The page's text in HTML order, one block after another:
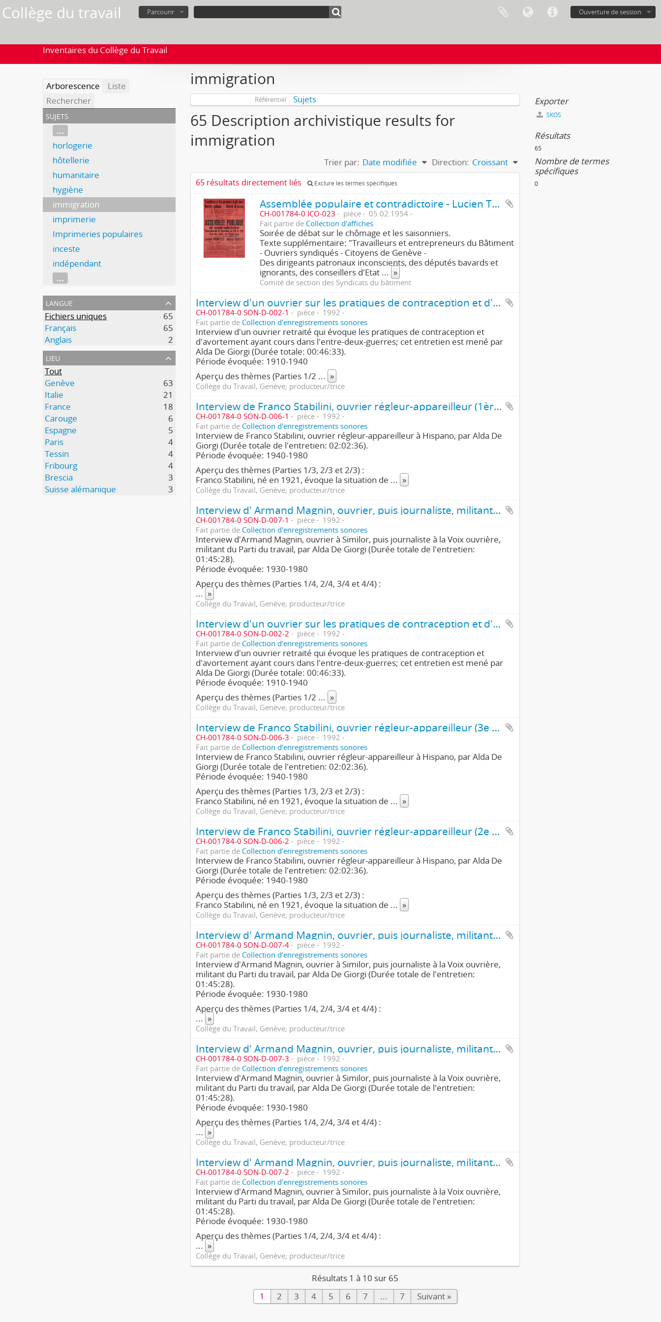
Collège du travail Ouverture de session
Parcourir
Inventaires du Collège du Travail
Arborescence
Liste
Rechercher
sujets
...
horlogerie
hôtellerie
humanitaire
hygiène
immigration
imprimerie
Imprimeries populaires
inceste
indépendant
...
langue
Fichiers uniques
65
Français
65
Anglais
2
lieu
Tout
Genève
63
Italie
21
France
18
Carouge
6
Espagne
5
Paris
4
Tessin
4
Fribourg
4
Brescia
3
Suisse alémanique
3
immigration
Référentiel Sujets
65 Description archivistique results for
immigration
Trier par: Date modifiée Direction: Croissant
65 résultats directement liés Exclure les termes spécifiques
Assemblée populaire et contradictoire - Lucien Tronchet, Adrien Buffat
CH-001784-0 ICO-023 pièce
05.02.1954
Fait partie de Collection d'affiches
Soirée de débat sur le chômage et les saisonniers.
Texte supplémentaire: "Travailleurs et entrepreneurs du Bâtiment
- Ouvriers syndiqués - Citoyens de Genève -
Des dirigeants patronaux inconscients, des députés bavards et
ignorants, des conseillers d'Etat ... »
Comité de section des Syndicats du bâtiment
Interview d'un ouvrier sur les pratiques de contraception et d'avortement (1ère partie/2)
CH-001784-0 SON-D-002-1 pièce
1992
Fait partie de Collection d'enregistrements sonores
Interview d'un ouvrier retraité qui évoque les pratiques de contraception et
d'avortement ayant cours dans l'entre-deux-guerres; cet entretien est mené par
Alda De Giorgi (Durée totale: 00:46:33).
Période évoquée: 1910-1940
Aperçu des thèmes (Parties 1/2 ... »
Collège du Travail, Genève; producteur/trice
Interview de Franco Stabilini, ouvrier régleur-appareilleur (1ère partie/3)
CH-001784-0 SON-D-006-1 pièce
1992
Fait partie de Collection d'enregistrements sonores
Interview de Franco Stabilini, ouvrier régleur-appareilleur à Hispano, par Alda De
Giorgi (Durée totale de l'entretien: 02:02:36).
Période évoquée: 1940-1980
Aperçu des thèmes (Parties 1/3, 2/3 et 2/3) :
Franco Stabilini, né en 1921, évoque la situation de ... »
Collège du Travail, Genève; producteur/trice
Interview d' Armand Magnin, ouvrier, puis journaliste, militant du Parti du travail (1ère partie/4)
CH-001784-0 SON-D-007-1 pièce
1992
Fait partie de Collection d'enregistrements sonores
Interview d'Armand Magnin, ouvrier à Similor, puis journaliste à la Voix ouvrière,
militant du Parti du travail, par Alda De Giorgi (Durée totale de l'entretien:
01:45:28).
Période évoquée: 1930-1980
Aperçu des thèmes (Parties 1/4, 2/4, 3/4 et 4/4) :
... »
Collège du Travail, Genève; producteur/trice
Interview d'un ouvrier sur les pratiques de contraception et d'avortement (2e partie/2)
CH-001784-0 SON-D-002-2 pièce
1992
Fait partie de Collection d'enregistrements sonores
Interview d'un ouvrier retraité qui évoque les pratiques de contraception et
d'avortement ayant cours dans l'entre-deux-guerres; cet entretien est mené par
Alda De Giorgi (Durée totale: 00:46:33).
Période évoquée: 1910-1940
Aperçu des thèmes (Parties 1/2 ... »
Collège du Travail, Genève; producteur/trice
Interview de Franco Stabilini, ouvrier régleur-appareilleur (3e partie/3)
CH-001784-0 SON-D-006-3 pièce
1992
Fait partie de Collection d'enregistrements sonores
Interview de Franco Stabilini, ouvrier régleur-appareilleur à Hispano, par Alda De
Giorgi (Durée totale de l'entretien: 02:02:36).
Période évoquée: 1940-1980
Aperçu des thèmes (Parties 1/3, 2/3 et 2/3) :
Franco Stabilini, né en 1921, évoque la situation de ... »
Collège du Travail, Genève; producteur/trice
Interview de Franco Stabilini, ouvrier régleur-appareilleur (2e partie/3)
CH-001784-0 SON-D-006-2 pièce
1992
Fait partie de Collection d'enregistrements sonores
Interview de Franco Stabilini, ouvrier régleur-appareilleur à Hispano, par Alda De
Giorgi (Durée totale de l'entretien: 02:02:36).
Période évoquée: 1940-1980
Aperçu des thèmes (Parties 1/3, 2/3 et 2/3) :
Franco Stabilini, né en 1921, évoque la situation de ... »
Collège du Travail, Genève; producteur/trice
Interview d' Armand Magnin, ouvrier, puis journaliste, militant du Parti du travail (4e partie/4)
CH-001784-0 SON-D-007-4 pièce
1992
Fait partie de Collection d'enregistrements sonores
Interview d'Armand Magnin, ouvrier à Similor, puis journaliste à la Voix ouvrière,
militant du Parti du travail, par Alda De Giorgi (Durée totale de l'entretien:
01:45:28).
Période évoquée: 1930-1980
Aperçu des thèmes (Parties 1/4, 2/4, 3/4 et 4/4) :
... »
Collège du Travail, Genève; producteur/trice
Interview d' Armand Magnin, ouvrier, puis journaliste, militant du Parti du travail (3e partie/4)
CH-001784-0 SON-D-007-3 pièce
1992
Fait partie de Collection d'enregistrements sonores
Interview d'Armand Magnin, ouvrier à Similor, puis journaliste à la Voix ouvrière,
militant du Parti du travail, par Alda De Giorgi (Durée totale de l'entretien:
01:45:28).
Période évoquée: 1930-1980
Aperçu des thèmes (Parties 1/4, 2/4, 3/4 et 4/4) :
... »
Collège du Travail, Genève; producteur/trice
Interview d' Armand Magnin, ouvrier, puis journaliste, militant du Parti du travail (2e partie/4)
CH-001784-0 SON-D-007-2 pièce
1992
Fait partie de Collection d'enregistrements sonores
Interview d'Armand Magnin, ouvrier à Similor, puis journaliste à la Voix ouvrière,
militant du Parti du travail, par Alda De Giorgi (Durée totale de l'entretien:
01:45:28).
Période évoquée: 1930-1980
Aperçu des thèmes (Parties 1/4, 2/4, 3/4 et 4/4) :
... »
Collège du Travail, Genève; producteur/trice
Résultats 1 à 10 sur 65
1
2 3 4 5 6 7 ... 7 Suivant »
Exporter
SKOS
Résultats
65
Nombre de termes
spécifiques
0